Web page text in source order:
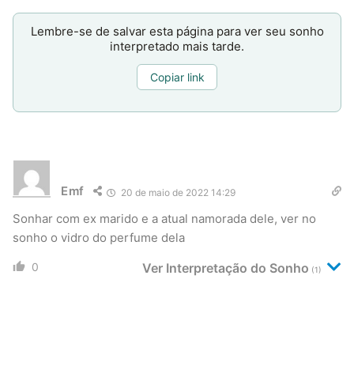
Lembre-se de salvar esta página para ver seu sonho
interpretado mais tarde.
Copiar link
Emf 20 de maio de 2022 14:29
Sonhar com ex marido e a atual namorada dele, ver no
sonho o vidro do perfume dela
0 Ver Interpretação do Sonho (1)